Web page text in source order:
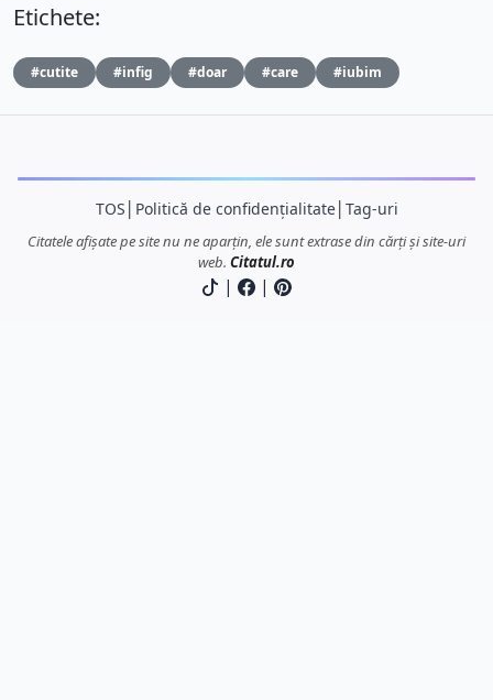
Etichete:
#cutite #infig #doar #care #iubim
TOS Politică de confidențialitate│ Tag-uri
Citatele afișate pe site nu ne aparțin, ele sunt extrase din cărți și site-uri
web. Citatul.ro
| |